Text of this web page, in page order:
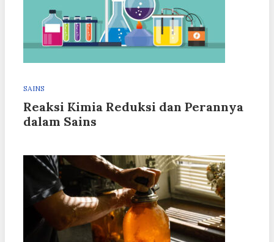
SAINS
Reaksi Kimia Reduksi dan Perannya
dalam Sains